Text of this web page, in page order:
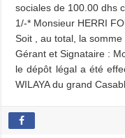
sociales de 100.00 dhs
1/-* Monsieur HERRI
Soit , au total, la somme
Gérant et Signataire :
le dépôt légal a été
WILAYA du grand